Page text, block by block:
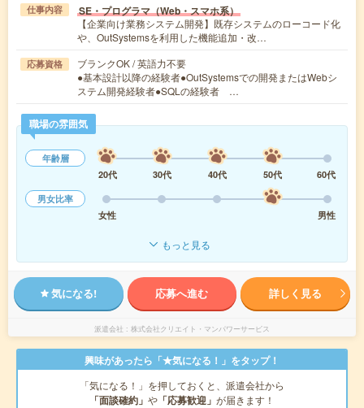
仕事内容 SE・プログラマ（Web・スマホ系）
【企業向け業務システム開発】既存システムのローコード化
や、OutSystemsを利用した機能追加・改…
応募資格
ブランクOK / 英語力不要
●基本設計以降の経験者●OutSystemsでの開発またはWebシ
ステム開発経験者●SQLの経験者 …
職場の雰囲気
年齢層
20代
30代 40代 50代
60代
男女比率
女性
男性
もっと見る
気になる! 応募へ進む 詳しく見る
派遣会社 株式会社クリエイト・マンパワーサービス
興味があったら「★気になる！」をタップ！
「気になる！」を押しておくと、派遣会社から
「面談確約」 や 「応募歓迎」 が届きます！